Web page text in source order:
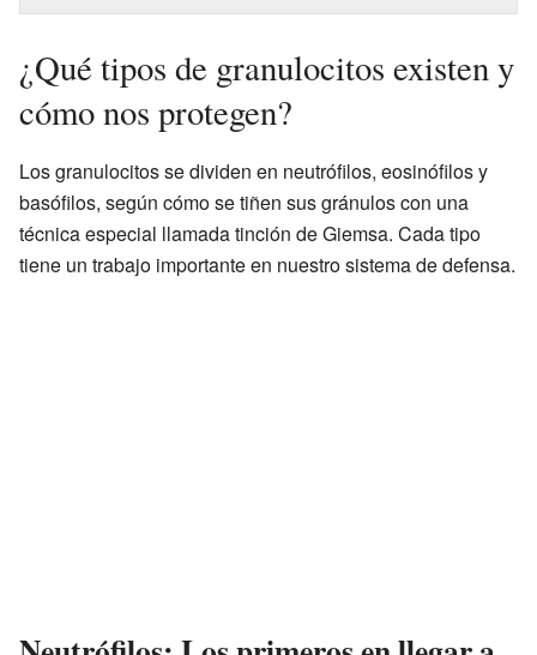
¿Qué tipos de granulocitos existen y
cómo nos protegen?
Los granulocitos se dividen en neutrófilos, eosinófilos y
basófilos, según cómo se tiñen sus gránulos con una
técnica especial llamada tinción de Giemsa. Cada tipo
tiene un trabajo importante en nuestro sistema de defensa.